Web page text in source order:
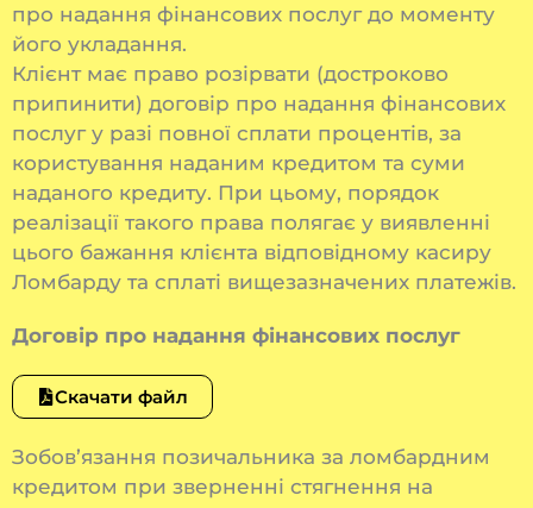
про надання фінансових послуг до моменту
його укладання.
Клієнт має право розірвати (достроково
припинити) договір про надання фінансових
послуг у разі повної сплати процентів, за
користування наданим кредитом та суми
наданого кредиту. При цьому, порядок
реалізації такого права полягає у виявленні
цього бажання клієнта відповідному касиру
Ломбарду та сплаті вищезазначених платежів.
Договір про надання фінансових послуг
Скачати файл
Зобов’язання позичальника за ломбардним
кредитом при зверненні стягнення на